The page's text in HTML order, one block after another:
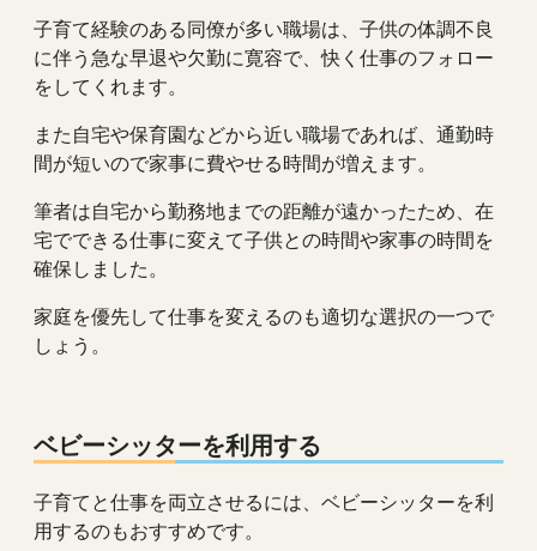
子育て経験のある同僚が多い職場は、子供の体調不良
に伴う急な早退や欠勤に寛容で、快く仕事のフォロー
をしてくれます。
また自宅や保育園などから近い職場であれば、通勤時
間が短いので家事に費やせる時間が増えます。
筆者は自宅から勤務地までの距離が遠かったため、在
宅でできる仕事に変えて子供との時間や家事の時間を
確保しました。
家庭を優先して仕事を変えるのも適切な選択の一つで
しょう。
ベビーシッターを利用する
子育てと仕事を両立させるには、ベビーシッターを利
用するのもおすすめです。